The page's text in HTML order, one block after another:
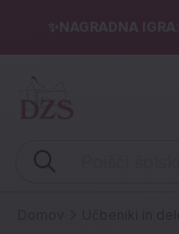
✨NAGRADNA IGRA
Vpišite iskalni niz